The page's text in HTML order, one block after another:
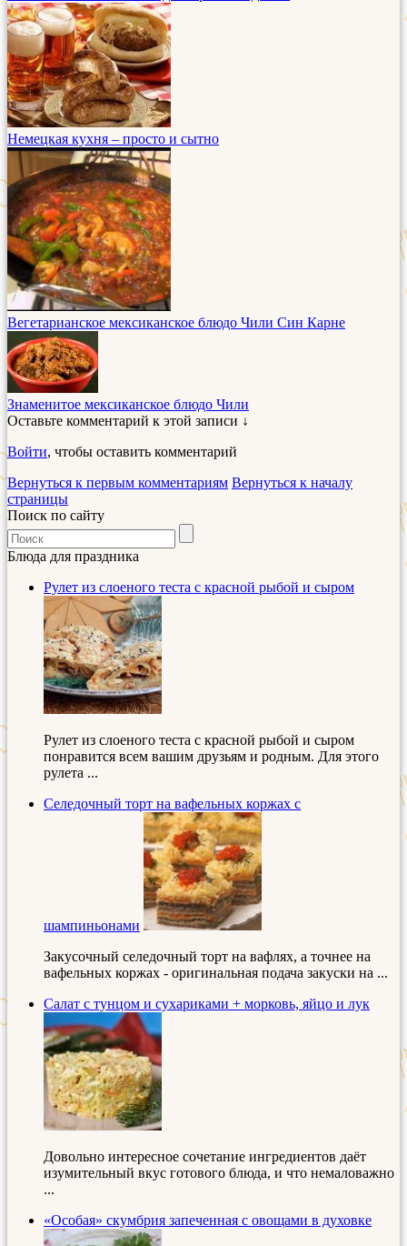
Немецкая кухня – просто и сытно
Вегетарианское мексиканское блюдо Чили Син Карне
Знаменитое мексиканское блюдо Чили
Оставьте комментарий к этой записи ↓
Войти, чтобы оставить комментарий
Вернуться к первым комментариям Вернуться к началу
страницы
Поиск по сайту
Блюда для праздника
Рулет из слоеного теста с красной рыбой и сыром
Рулет из слоеного теста с красной рыбой и сыром
понравится всем вашим друзьям и родным. Для этого
рулета ...
Селедочный торт на вафельных коржах с
шампиньонами
Закусочный селедочный торт на вафлях, а точнее на
вафельных коржах - оригинальная подача закуски на ...
Салат с тунцом и сухариками + морковь, яйцо и лук
Довольно интересное сочетание ингредиентов даёт
изумительный вкус готового блюда, и что немаловажно
...
«Особая» скумбрия запеченная с овощами в духовке